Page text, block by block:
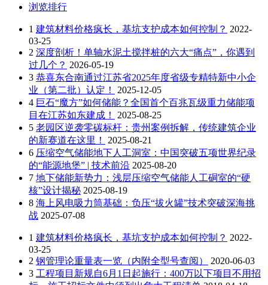
浏览排行
1 建筑材料价格疯长，基坑支护成本如何控制？ 2022-
03-25
2 深度剖析！单轴水泥土搅拌桩的六大“痛点”，你遇到
过几个？ 2026-05-19
3 恭喜东合南通过江苏省2025年度省级专精特新中小企
业（第二批）认定！
2025-12-05
4 巨石“魔方”如何储能？全国首个百兆瓦级重力储能项
目在江苏如东建成！
2025-08-25
5 老园区逆袭零碳标杆：贵州案例拆解，传统建筑企业
的新赛道在这里！
2025-08-21
6 压缩空气储能地下人工洞室：中国突破五项世界纪录
的“能源地堡” | 技术前沿 2025-08-20
7 地下储能新势力：浅层压缩空气储能人工硐室的“硬
核”设计揭秘 2025-08-19
8 海上风电吸力筒基础：负压“拔火罐”技术突破深海挑
战 2025-07-08
1 建筑材料价格疯长，基坑支护成本如何控制？ 2022-
03-25
2 钢管理论重量表一览（内附全型号查阅）
2020-06-03
3 工程项目新规自6月1日起施行：400万以下项目不用招